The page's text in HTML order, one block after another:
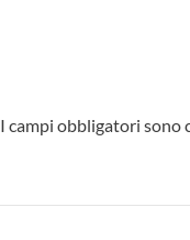
I campi obbligatori sono